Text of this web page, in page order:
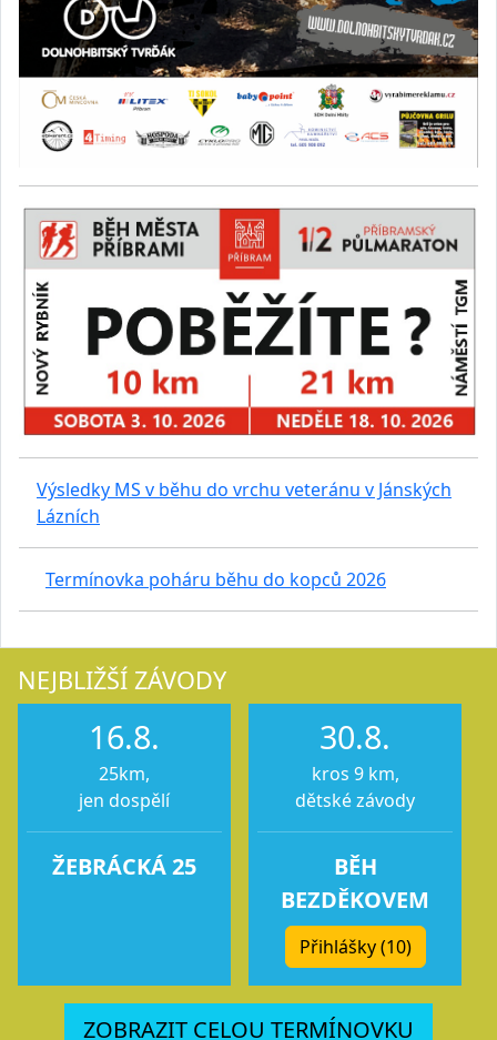
Výsledky MS v běhu do vrchu veteránu v Jánských
Lázních
Termínovka poháru běhu do kopců 2026
NEJBLIŽŠÍ ZÁVODY
16.8.
25km,
jen dospělí
ŽEBRÁCKÁ 25
30.8.
kros 9 km,
dětské závody
BĚH
BEZDĚKOVEM
Přihlášky (10)
ZOBRAZIT CELOU TERMÍNOVKU